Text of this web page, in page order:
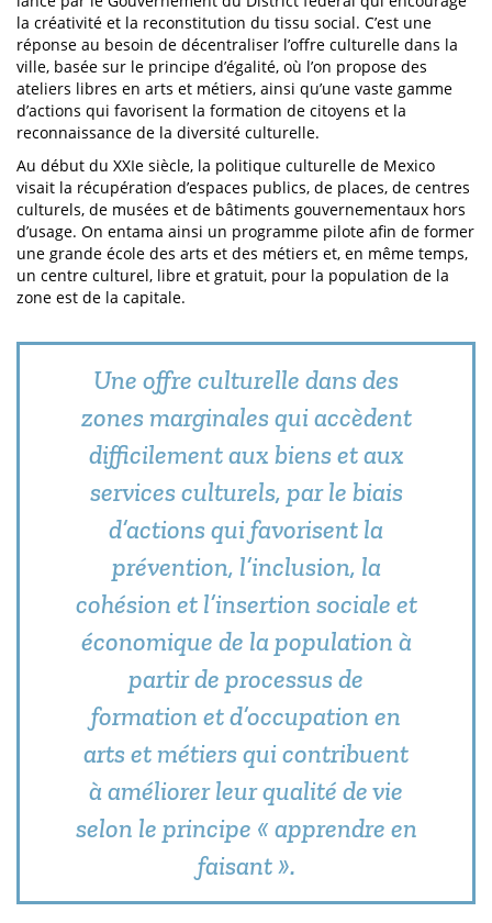
la créativité et la reconstitution du tissu social. C’est une
réponse au besoin de décentraliser l’offre culturelle dans la
ville, basée sur le principe d’égalité, où l’on propose des
ateliers libres en arts et métiers, ainsi qu’une vaste gamme
d’actions qui favorisent la formation de citoyens et la
reconnaissance de la diversité culturelle.
Au début du XXIe siècle, la politique culturelle de Mexico
visait la récupération d’espaces publics, de places, de centres
culturels, de musées et de bâtiments gouvernementaux hors
d’usage. On entama ainsi un programme pilote afin de former
une grande école des arts et des métiers et, en même temps,
un centre culturel, libre et gratuit, pour la population de la
zone est de la capitale.
Une offre culturelle dans des
zones marginales qui accèdent
difficilement aux biens et aux
services culturels, par le biais
d’actions qui favorisent la
prévention, l’inclusion, la
cohésion et l’insertion sociale et
économique de la population à
partir de processus de
formation et d’occupation en
arts et métiers qui contribuent
à améliorer leur qualité de vie
selon le principe « apprendre en
faisant ».